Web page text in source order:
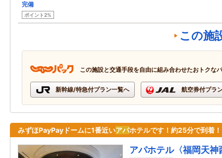
完備
ポイント2%
この施
この施設と交通手段を自由に組み合わせたおトクな
新幹線/特急付プラン一覧へ 航空券付プラ
みずほPayPayドームに1番近いアパホテルです！約25分で到着！
アパホテル〈福岡天神